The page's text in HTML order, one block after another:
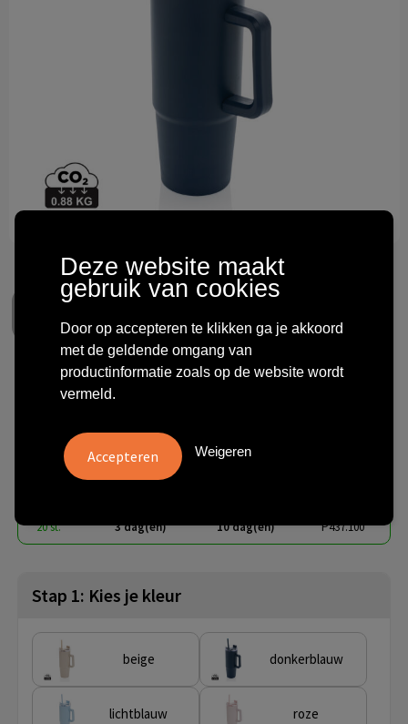
Tana RCS plastic tumbler met
handvat 750 ml
vanafexcl. btw - bekijk staffel
20 st.
3 dag(en)
10 dag(en)
P437.100
Stap 1: Kies je kleur
beige donkerblauw
lichtblauw roze
Deze website maakt
gebruik van cookies
Door op accepteren te klikken ga je akkoord
met de geldende omgang van
productinformatie zoals op de website wordt
vermeld.
Weigeren